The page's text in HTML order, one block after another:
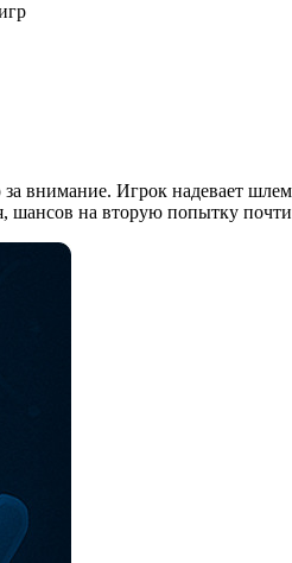
внимание. Игрок надевает
шансов на вторую попытку почти